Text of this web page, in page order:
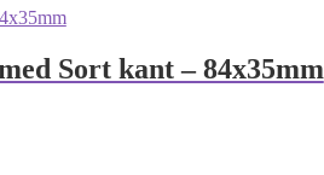
Sort kant – 84x35mm